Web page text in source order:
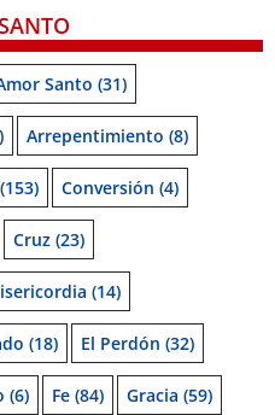
Santo (31)
Arrepentimiento (8)
(153) Conversión (4)
Cruz (23)
(14)
(18) El Perdón (32)
(6) Fe (84) Gracia (59)